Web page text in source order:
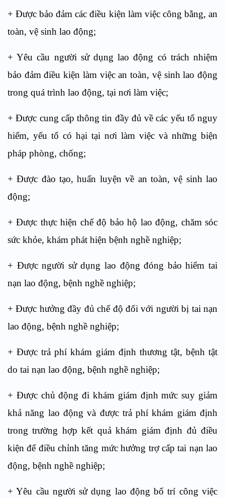
+ Được bảo đảm các điều kiện làm việc công bằng, an
toàn, vệ sinh lao động;
+ Yêu cầu người sử dụng lao động có trách nhiệm
bảo đảm điều kiện làm việc an toàn, vệ sinh lao động
trong quá trình lao động, tại nơi làm việc;
+ Được cung cấp thông tin đầy đủ về các yếu tố nguy
hiểm, yếu tố có hại tại nơi làm việc và những biện
pháp phòng, chống;
+ Được đào tạo, huấn luyện về an toàn, vệ sinh lao
động;
+ Được thực hiện chế độ bảo hộ lao động, chăm sóc
sức khỏe, khám phát hiện bệnh nghề nghiệp;
+ Được người sử dụng lao động đóng bảo hiểm tai
nạn lao động, bệnh nghề nghiệp;
+ Được hưởng đầy đủ chế độ đối với người bị tai nạn
lao động, bệnh nghề nghiệp;
+ Được trả phí khám giám định thương tật, bệnh tật
do tai nạn lao động, bệnh nghề nghiệp;
+ Được chủ động đi khám giám định mức suy giảm
khả năng lao động và được trả phí khám giám định
trong trường hợp kết quả khám giám định đủ điều
kiện để điều chỉnh tăng mức hưởng trợ cấp tai nạn lao
động, bệnh nghề nghiệp;
+ Yêu cầu người sử dụng lao động bố trí công việc